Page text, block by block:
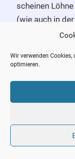
Wir verwenden Cookies,
optimieren.
scheinen
(wie auch in
Abbildung 13).
dass die
Einfluss auf
Insbesondere
geringerer
einen sich